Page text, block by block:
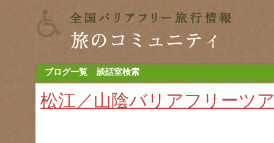
ブログ一覧 談話室検索
松江／山陰バリアフリーツ